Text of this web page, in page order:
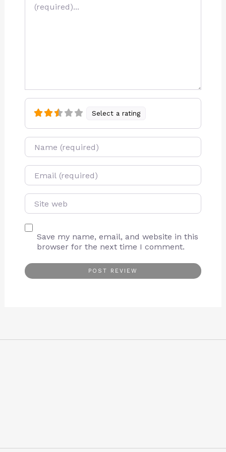
Select a rating
Name
E-mail
Site web
Save my name, email, and website in this
browser for the next time I comment.